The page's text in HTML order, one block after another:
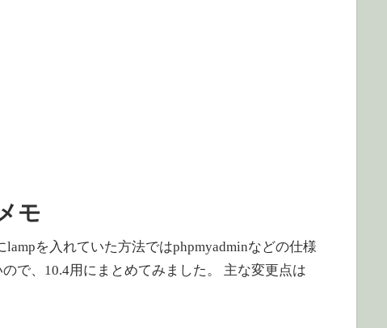
モ
を入れていた方法ではphpmyadminなどの仕様
で、10.4用にまとめてみました。 主な変更点は